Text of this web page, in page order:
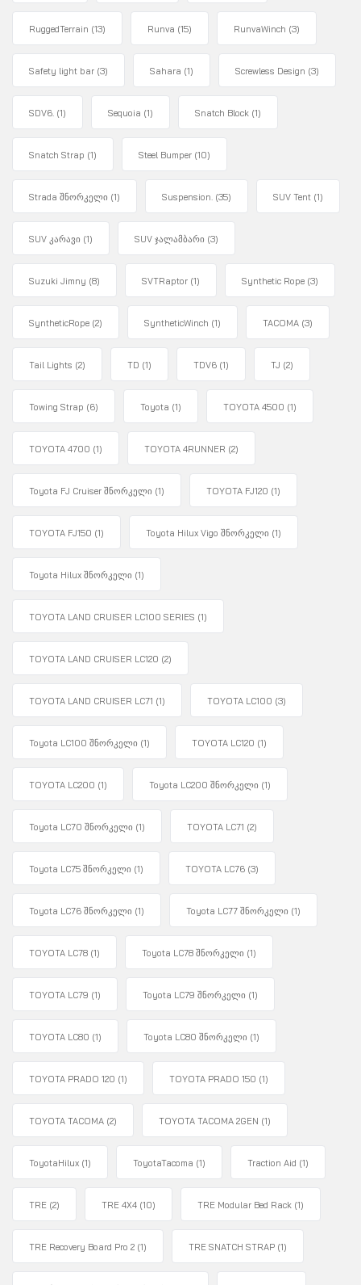
RuggedTerrain (13) Runva (15) RunvaWinch (3)
Safety light bar (3) Sahara (1) Screwless Design (3)
SDV6. (1) Sequoia (1) Snatch Block (1)
Snatch Strap (1) Steel Bumper (10)
Strada შნორკელი (1) Suspension. (35) SUV Tent (1)
SUV კარავი (1) SUV ჯალამბარი (3)
Suzuki Jimny (8) SVTRaptor (1) Synthetic Rope (3)
SyntheticRope (2) SyntheticWinch (1) TACOMA (3)
Tail Lights (2) TD (1) TDV6 (1) TJ (2)
Towing Strap (6) Toyota (1) TOYOTA 4500 (1)
TOYOTA 4700 (1) TOYOTA 4RUNNER (2)
Toyota FJ Cruiser შნორკელი (1) TOYOTA FJ120 (1)
TOYOTA FJ150 (1) Toyota Hilux Vigo შნორკელი (1)
Toyota Hilux შნორკელი (1)
TOYOTA LAND CRUISER LC100 SERIES (1)
TOYOTA LAND CRUISER LC120 (2)
TOYOTA LAND CRUISER LC71 (1) TOYOTA LC100 (3)
Toyota LC100 შნორკელი (1) TOYOTA LC120 (1)
TOYOTA LC200 (1) Toyota LC200 შნორკელი (1)
Toyota LC70 შნორკელი (1) TOYOTA LC71 (2)
Toyota LC75 შნორკელი (1) TOYOTA LC76 (3)
Toyota LC76 შნორკელი (1) Toyota LC77 შნორკელი (1)
TOYOTA LC78 (1) Toyota LC78 შნორკელი (1)
TOYOTA LC79 (1) Toyota LC79 შნორკელი (1)
TOYOTA LC80 (1) Toyota LC80 შნორკელი (1)
TOYOTA PRADO 120 (1) TOYOTA PRADO 150 (1)
TOYOTA TACOMA (2) TOYOTA TACOMA 2GEN (1)
ToyotaHilux (1) ToyotaTacoma (1) Traction Aid (1)
TRE (2) TRE 4X4 (10) TRE Modular Bed Rack (1)
TRE Recovery Board Pro 2 (1) TRE SNATCH STRAP (1)